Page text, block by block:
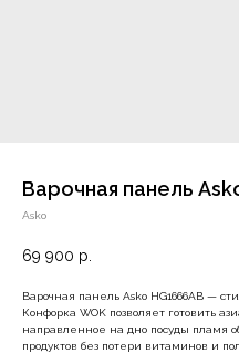
Варочная панель
Asko
69 900 р.
Варочная панель Asko HG1666AB —
Конфорка WOK позволяет готовить
направленное на дно посуды пламя
продуктов без потери витаминов и